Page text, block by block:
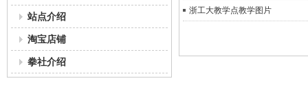
站点介绍
淘宝店铺
拳社介绍
浙工大教学点教学图片